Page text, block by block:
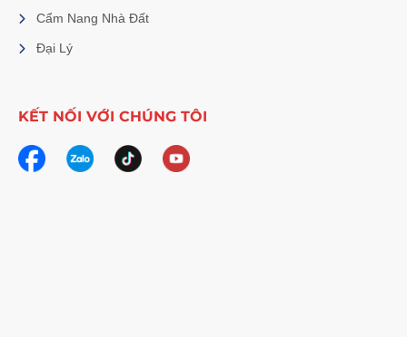
Cẩm Nang Nhà Đất
Đại Lý
KẾT NỐI VỚI CHÚNG TÔI